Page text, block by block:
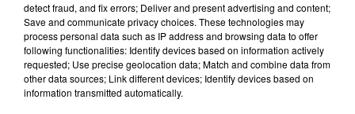
premiers artistes programmés ?
La Fête du Cognac se tiendra du 23 au 25 juillet, aux
abords du Parc François 1er à Cognac. Découvrez dès
maintenant les artistes annoncés pour la première...
detect fraud, and fix errors; Deliver and present advertising and content;
Save and communicate privacy choices. These technologies may
process personal data such as IP address and browsing data to offer
following functionalities: Identify devices based on information actively
requested; Use precise geolocation data; Match and combine data from
other data sources; Link different devices; Identify devices based on
information transmitted automatically.